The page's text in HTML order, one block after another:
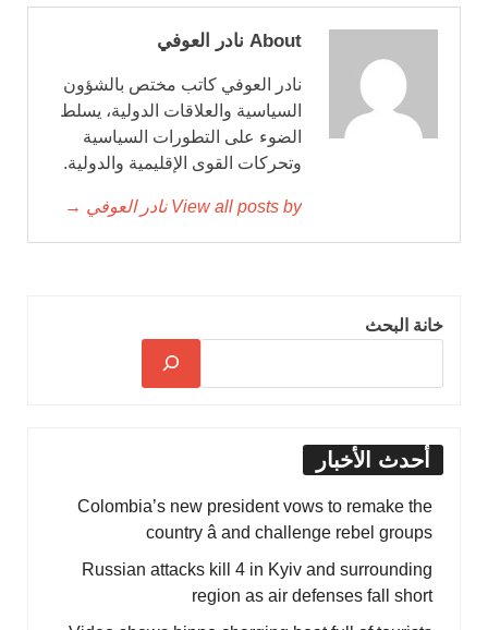
About نادر العوفي
نادر العوفي كاتب مختص بالشؤون
السياسية والعلاقات الدولية، يسلط
الضوء على التطورات السياسية
وتحركات القوى الإقليمية والدولية.
View all posts by نادر العوفي →
خانة البحث
أحدث الأخبار
Colombia’s new president vows to remake the
country â and challenge rebel groups
Russian attacks kill 4 in Kyiv and surrounding
region as air defenses fall short